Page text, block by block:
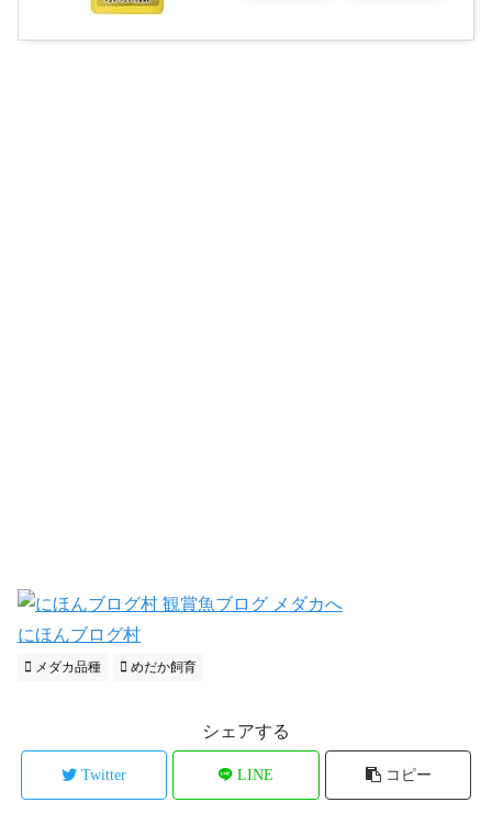
にほんブログ村
メダカ品種 めだか飼育
シェアする
Twitter LINE コピー